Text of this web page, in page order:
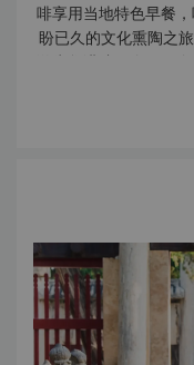
啡享用当地特色早餐
盼已久的文化熏陶之
游为您讲述一个又一
束，回到房间休息，